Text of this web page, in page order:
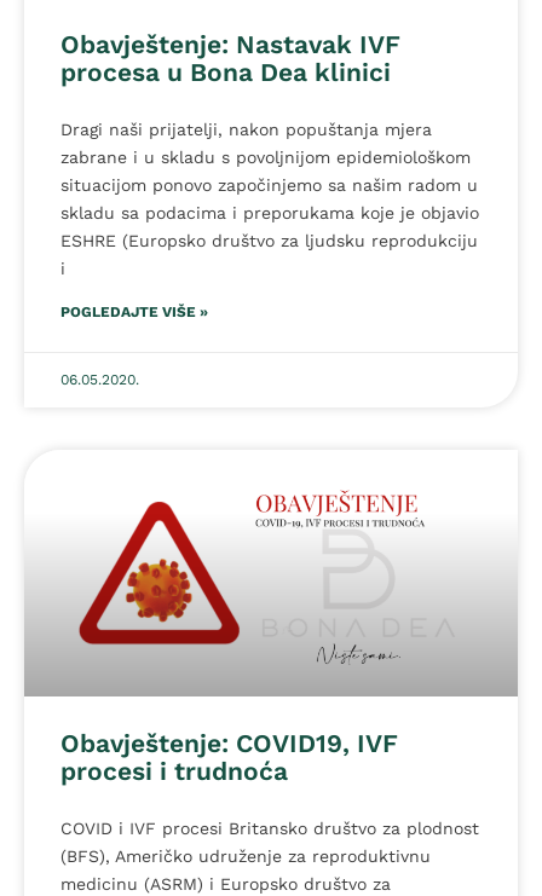
Obavještenje: Nastavak IVF
procesa u Bona Dea klinici
Dragi naši prijatelji, nakon popuštanja mjera
zabrane i u skladu s povoljnijom epidemiološkom
situacijom ponovo započinjemo sa našim radom u
skladu sa podacima i preporukama koje je objavio
ESHRE (Europsko društvo za ljudsku reprodukciju
i
POGLEDAJTE VIŠE »
06.05.2020.
Obavještenje: COVID19, IVF
procesi i trudnoća
COVID i IVF procesi Britansko društvo za plodnost
(BFS), Američko udruženje za reproduktivnu
medicinu (ASRM) i Europsko društvo za